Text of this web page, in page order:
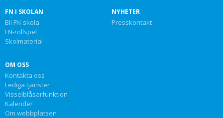
FN I SKOLAN
Bli FN-skola
FN-rollspel
Skolmaterial
NYHETER
Presskontakt
OM OSS
Kontakta oss
Lediga tjänster
Visselblåsarfunktion
Kalender
Om webbplatsen